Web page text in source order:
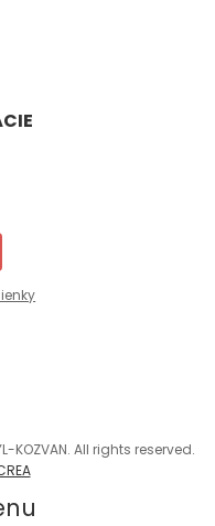
KOZVAN. All rights reserved.